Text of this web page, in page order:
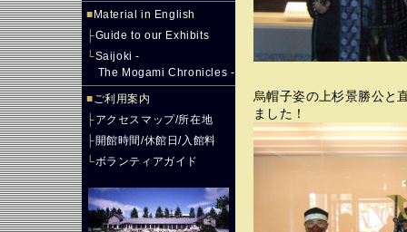
■ Material in English
├Guide to our Exhibits
└Saijoki -
The Mogami Chronicles -
■ご利用案内
├アクセスマップ/所在地
├開館時間/休館日/入館料
└ボランティアガイド
烏帽子姿の上杉景勝公と
ました！